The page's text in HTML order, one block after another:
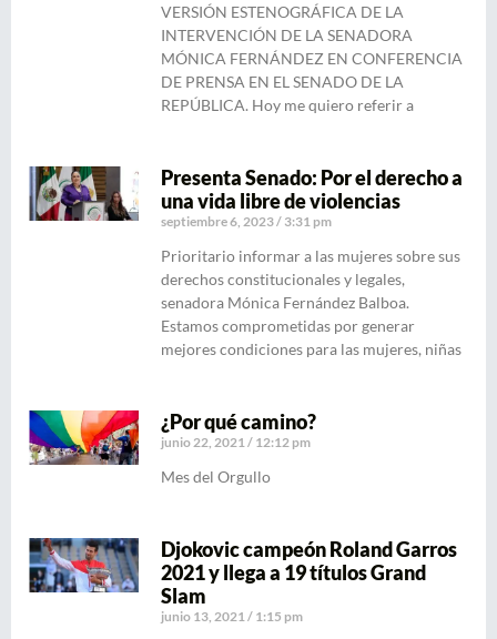
VERSIÓN ESTENOGRÁFICA DE LA
INTERVENCIÓN DE LA SENADORA
MÓNICA FERNÁNDEZ EN CONFERENCIA
DE PRENSA EN EL SENADO DE LA
REPÚBLICA. Hoy me quiero referir a
Presenta Senado: Por el derecho a
una vida libre de violencias
septiembre 6, 2023 3:31 pm
Prioritario informar a las mujeres sobre sus
derechos constitucionales y legales,
senadora Mónica Fernández Balboa.
Estamos comprometidas por generar
mejores condiciones para las mujeres, niñas
¿Por qué camino?
junio 22, 2021 12:12 pm
Mes del Orgullo
Djokovic campeón Roland Garros
2021 y llega a 19 títulos Grand
Slam
junio 13, 2021 1:15 pm